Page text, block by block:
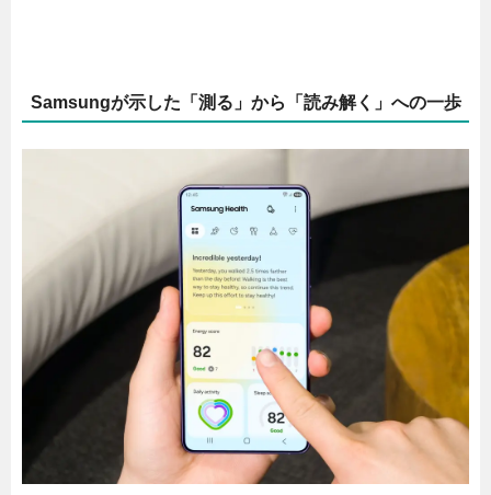
Samsungが示した「測る」から「読み解く」への一歩